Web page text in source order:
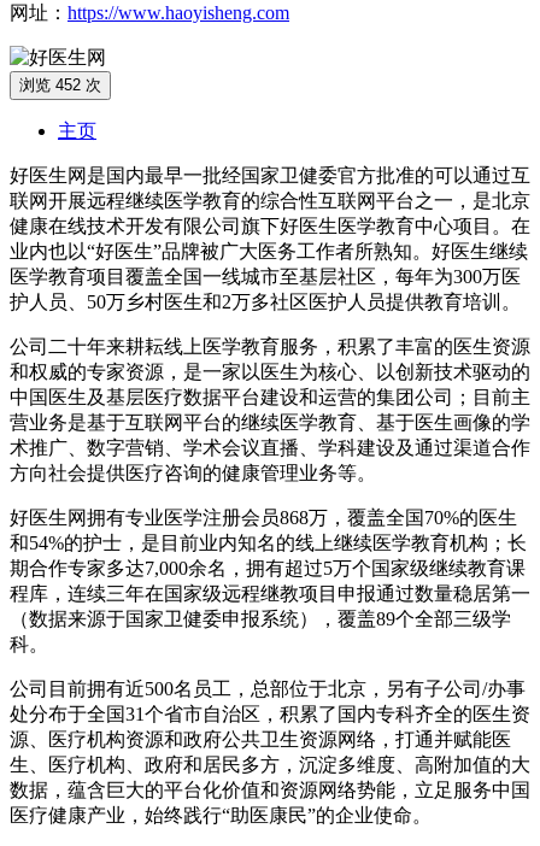
网址： https://www.haoyisheng.com
浏览 452 次
主页
好医生网是国内最早一批经国家卫健委官方批准的可以通过互
联网开展远程继续医学教育的综合性互联网平台之一，是北京
健康在线技术开发有限公司旗下好医生医学教育中心项目。在
业内也以“好医生”品牌被广大医务工作者所熟知。好医生继续
医学教育项目覆盖全国一线城市至基层社区，每年为300万医
护人员、50万乡村医生和2万多社区医护人员提供教育培训。
公司二十年来耕耘线上医学教育服务，积累了丰富的医生资源
和权威的专家资源，是一家以医生为核心、以创新技术驱动的
中国医生及基层医疗数据平台建设和运营的集团公司；目前主
营业务是基于互联网平台的继续医学教育、基于医生画像的学
术推广、数字营销、学术会议直播、学科建设及通过渠道合作
方向社会提供医疗咨询的健康管理业务等。
好医生网拥有专业医学注册会员868万，覆盖全国70%的医生
和54%的护士，是目前业内知名的线上继续医学教育机构；长
期合作专家多达7,000余名，拥有超过5万个国家级继续教育课
程库，连续三年在国家级远程继教项目申报通过数量稳居第一
（数据来源于国家卫健委申报系统），覆盖89个全部三级学
科。
公司目前拥有近500名员工，总部位于北京，另有子公司/办事
处分布于全国31个省市自治区，积累了国内专科齐全的医生资
源、医疗机构资源和政府公共卫生资源网络，打通并赋能医
生、医疗机构、政府和居民多方，沉淀多维度、高附加值的大
数据，蕴含巨大的平台化价值和资源网络势能，立足服务中国
医疗健康产业，始终践行“助医康民”的企业使命。